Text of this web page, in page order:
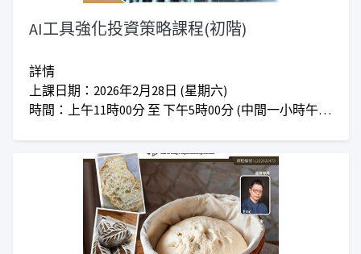
AI工具強化投資策略課程(初階)
詳情
上課日期：2026年2月28日 (星期六)
時間：上午11時00分 至 下午5時00分 (中間一小時午
對象：有意運用AI助投資資料分析者、想更有效閱讀
公開財報、數據與走勢圖者，追求理性決策的初中階
收費： 正價$800 I 會員優惠價$720
***仁愛堂員工可享額外優惠